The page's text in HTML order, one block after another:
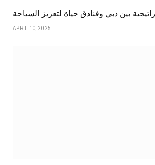
بين دبي وفنادق حياة لتعزيز السياحة
APRIL 10, 2025